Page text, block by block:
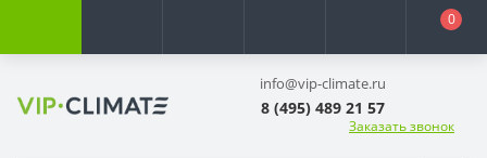
0
info@vip-climate.ru
8 (495) 489 21 57
Заказать звонок